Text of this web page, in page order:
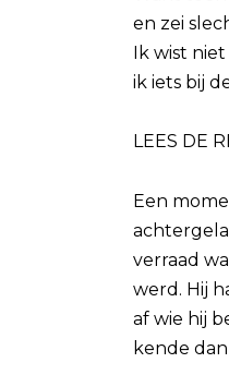
en zei
Ik wist
ik iets bij
LEES DE
Een
verraad
werd. Hij
af wie hij
kende